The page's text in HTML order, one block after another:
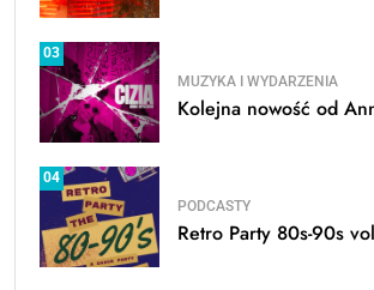
03
MUZYKA I WYDARZENIA
Kolejna nowość od
04
PODCASTY
Retro Party 80s-90s